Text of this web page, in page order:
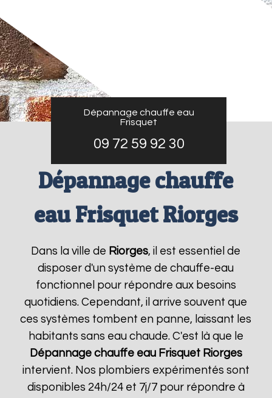
Dépannage chauffe eau
Frisquet
09 72 59 92 30
Dépannage chauffe
eau Frisquet Riorges
Dans la ville de Riorges, il est essentiel de
disposer d'un système de chauffe-eau
fonctionnel pour répondre aux besoins
quotidiens. Cependant, il arrive souvent que
ces systèmes tombent en panne, laissant les
habitants sans eau chaude. C'est là que le
Dépannage chauffe eau Frisquet Riorges
intervient. Nos plombiers expérimentés sont
disponibles 24h/24 et 7j/7 pour répondre à